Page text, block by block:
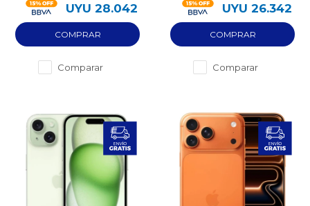
UYU 28.042
Comparar
UYU 26.342
Comparar